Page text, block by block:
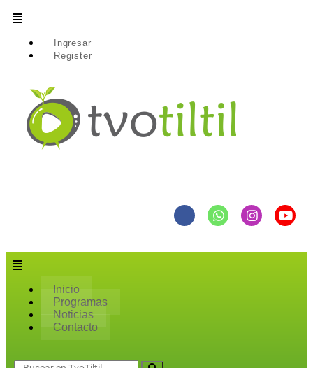
Ingresar
Register
Inicio
Programas
Noticias
Contacto